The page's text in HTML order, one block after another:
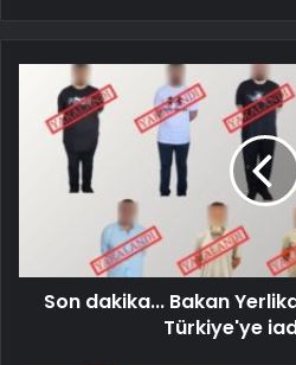
Son dakika... Bakan
Türkiye'ye